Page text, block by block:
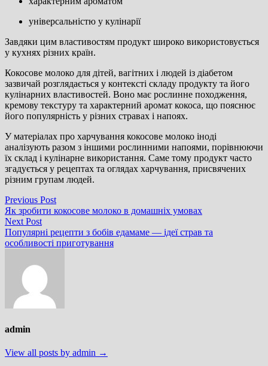
універсальністю у кулінарії
Завдяки цим властивостям продукт широко використовується
у кухнях різних країн.
Кокосове молоко для дітей, вагітних і людей із діабетом
зазвичай розглядається у контексті складу продукту та його
кулінарних властивостей. Воно має рослинне походження,
кремову текстуру та характерний аромат кокоса, що пояснює
його популярність у різних стравах і напоях.
У матеріалах про харчування кокосове молоко іноді
аналізують разом з іншими рослинними напоями, порівнюючи
їх склад і кулінарне використання. Саме тому продукт часто
згадується у рецептах та оглядах харчування, присвячених
різним групам людей.
Навігація
записів
Previous PostPrevious
post:
Як зробити кокосове молоко в домашніх умовах
Next PostNext
post:
Популярні рецепти з бобів едамаме — ідеї страв та
особливості приготування
admin
View all posts by admin →